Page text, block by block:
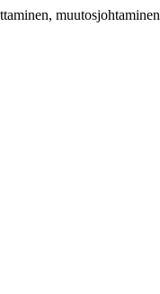
muutosjohtaminen